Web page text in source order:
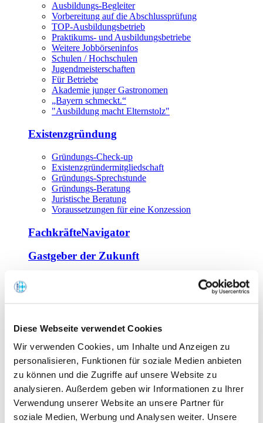
Diese Webseite verwendet Cookies
Wir verwenden Cookies, um Inhalte und Anzeigen zu
personalisieren, Funktionen für soziale Medien anbieten
zu können und die Zugriffe auf unsere Website zu
analysieren. Außerdem geben wir Informationen zu Ihrer
Verwendung unserer Website an unsere Partner für
soziale Medien, Werbung und Analysen weiter. Unsere
Ausbildungs-Begleiter
Vorbereitung auf die Abschlussprüfung
TOP-Ausbildungsbetrieb
Praktikums- und Ausbildungsbetriebe
Weitere Jobbörseninfos
Schulen / Hochschulen
Jugendmeisterschaften
Für Betriebe
Akademie junger Gastronomen
„Bayern schmeckt.“
"Ausbildung macht Elternstolz"
Existenzgründung
Gründungs-Check-up
Existenzgründermitgliedschaft
Gründungs-Sprechstunde
Gründungs-Beratung
Juristische Beratung
Voraussetzungen für eine Konzession
FachkräfteNavigator
Gastgeber der Zukunft
Offene Seminare
Tagen im Palais
Wirte-und Unternehmerbrief
Lernplattform BOUNTI
Partner
Branchennahe Organisationen